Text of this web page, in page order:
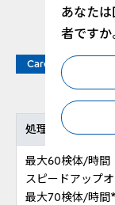
あなた
者ですか
Caresphere™対応
処理能力
最大60検体/時間
スピードアップ
最大70検体/時